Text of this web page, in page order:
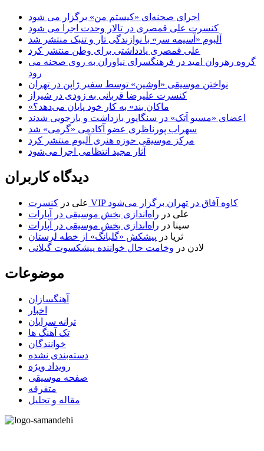
اجرای صحنه‌ای «کیستم من» برگزار می شود
کنسرت علی قمصری در تالار وحدت اجرا می شود
آلبوم «آسیمه سر» با نوازندگی تار و تنبک منتشر شد
علی قمصری یادداشتی برای وطن منتشر کرد
گروه رهروان امید در فرهنگسرای نیاوران به روی صحنه می
رود
نواختن موسیقی «اوشین» توسط سفیر ژاپن در تهران
کنسرت علیرضا قربانی به زودی در شیراز
«ماکان بند» به کار خود پایان می‌دهد؟
اعضای «مسیو اَتک» در سنگاپور بازداشت و بازجویی شدند
سهراب پورناظری عضو آکادمی «گرمی» شد
مرکز موسیقی حوزه هنری آلبوم منتشر کرد
آثار مجید انتظامی اجرا می‌شود
دیدگاه کاربران
علی در
کنسرت VIP کاوه آفاق در تهران برگزار می‌شود
علی در راه‌اندازی بخش موسیقی در آپارات
سینا در راه‌اندازی بخش موسیقی در آپارات
ثریا در پیشکش «گلبانگ» از خطه لرستان
لادن در وخامت حال خواننده پیشکسوت گیلانی
موضوعات
آهنگسازان
اخبار
ترانه سرایان
تک آهنگ ها
خوانندگان
دسته‌بندی نشده
رویداد ویژه
صفحه موسیقی
متفرقه
مقاله و تحلیل